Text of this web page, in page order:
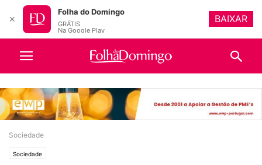
Sociedade
Sociedade
✕
Folha do Domingo
GRÁTIS
Na Google Play
BAIXAR